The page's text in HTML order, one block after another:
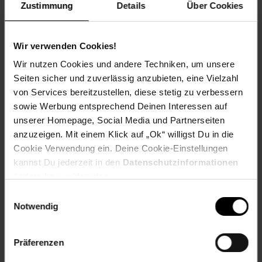
Zustimmung Details Über Cookies
Wir verwenden Cookies!
Wir nutzen Cookies und andere Techniken, um unsere
Seiten sicher und zuverlässig anzubieten, eine Vielzahl
von Services bereitzustellen, diese stetig zu verbessern
sowie Werbung entsprechend Deinen Interessen auf
unserer Homepage, Social Media und Partnerseiten
anzuzeigen. Mit einem Klick auf „Ok“ willigst Du in die
Cookie Verwendung ein. Deine Cookie-Einstellungen
kannst Du jederzeit in den Datenschutzinformationen
Notwendig
Präferenzen
Spende für einen Verein in deiner Region, indem du an der
findest du hier heraus:
Zurück zu Vereinsspende
Fußzeile
Weitere Online-Angebote
Weinwelt